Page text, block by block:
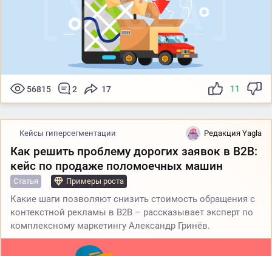
56815 2 17 11
Кейсы гиперсегментации Редакция Yagla
Как решить проблему дорогих заявок в B2B:
кейс по продаже поломоечных машин
Статья Примеры роста
Какие шаги позволяют снизить стоимость обращения с
контекстной рекламы в B2B – рассказывает эксперт по
комплексному маркетингу Александр Гринёв.